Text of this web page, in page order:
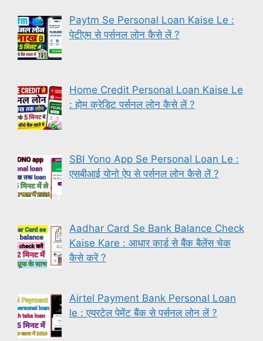
Paytm Se Personal Loan Kaise Le :
पेटीएम से पर्सनल लोन कैसे लें ?
Home Credit Personal Loan Kaise Le
: होम क्रेडिट पर्सनल लोन कैसे लें ?
SBI Yono App Se Personal Loan Le :
एसबीआई योनो ऐप से पर्सनल लोन कैसे लें ?
Aadhar Card Se Bank Balance Check
Kaise Kare : आधार कार्ड से बैंक बैलेंस चेक
कैसे करें ?
Airtel Payment Bank Personal Loan
le : एयरटेल पेमेंट बैंक से पर्सनल लोन लें ?